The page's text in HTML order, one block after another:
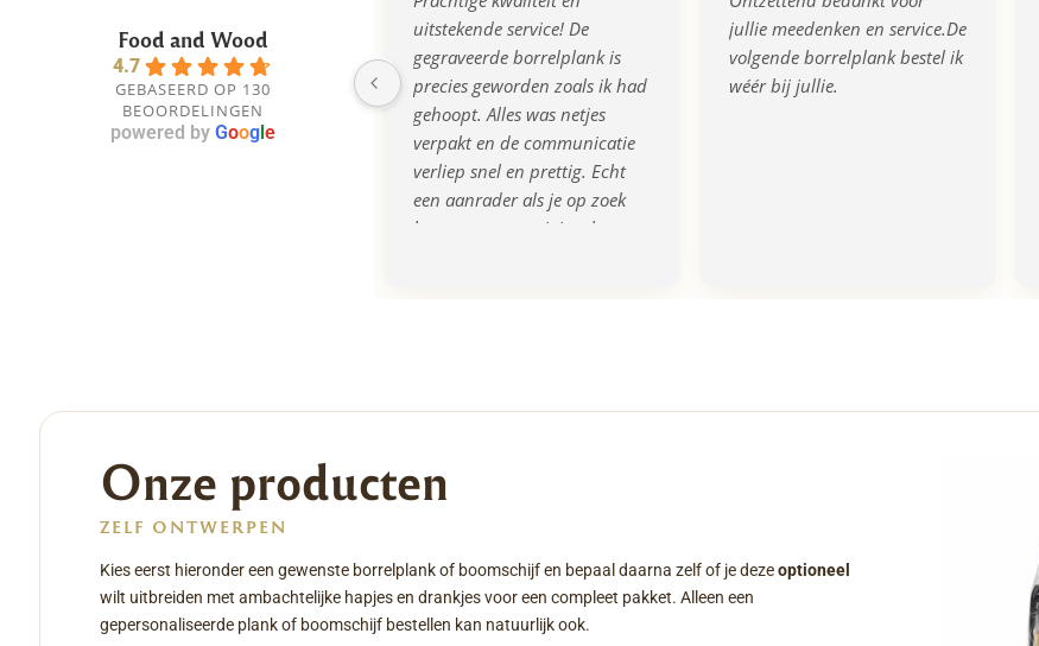
Food and Wood
4.7
GEBASEERD OP 130
BEOORDELINGEN
powered by Google
uitstekende service! De
gegraveerde borrelplank is
precies geworden zoals ik had
gehoopt. Alles was netjes
verpakt en de communicatie
verliep snel en prettig. Echt
een aanrader als je op zoek
bent naar een origineel en
jullie meedenken en service.De
volgende borrelplank bestel ik
wéér bij jullie.
Onze producten
ZELF ONTWERPEN
Kies eerst hieronder een gewenste borrelplank of boomschijf en bepaal daarna zelf of je dezeoptioneel
wilt uitbreiden met ambachtelijke hapjes en drankjes voor een compleet pakket. Alleen een
gepersonaliseerde plank of boomschijf bestellen kan natuurlijk ook.